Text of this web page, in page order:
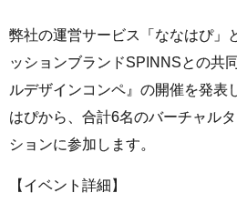
弊社の運営サービス「ななはぴ」
ッションブランドSPINNSとの共
ルデザインコンペ』の開催を発表
はぴから、合計6名のバーチャル
ションに参加します。
【イベント詳細】